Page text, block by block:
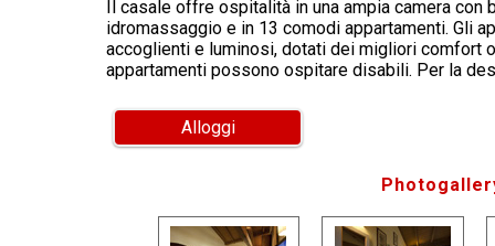
Il casale offre ospitalità in una ampia camera
idromassaggio e in 13 comodi appartamenti. Gli
accoglienti e luminosi, dotati dei migliori comfort
appartamenti possono ospitare disabili. Per la
Alloggi